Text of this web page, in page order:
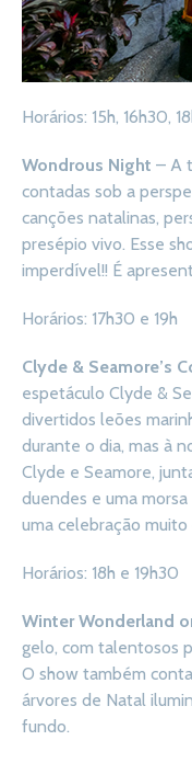
Horários: 15h, 16h30,
Wondrous Night – A
contadas sob a
canções natalinas,
presépio vivo. Esse
imperdível!! É
Horários: 17h30 e 19h
Clyde & Seamore’s
espetáculo Clyde &
divertidos leões
durante o dia, mas à
Clyde e Seamore,
duendes e uma
uma celebração muito
Horários: 18h e 19h30
Winter Wonderland
gelo, com talentosos
O show também
árvores de Natal
fundo.